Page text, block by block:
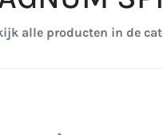
alle producten in de